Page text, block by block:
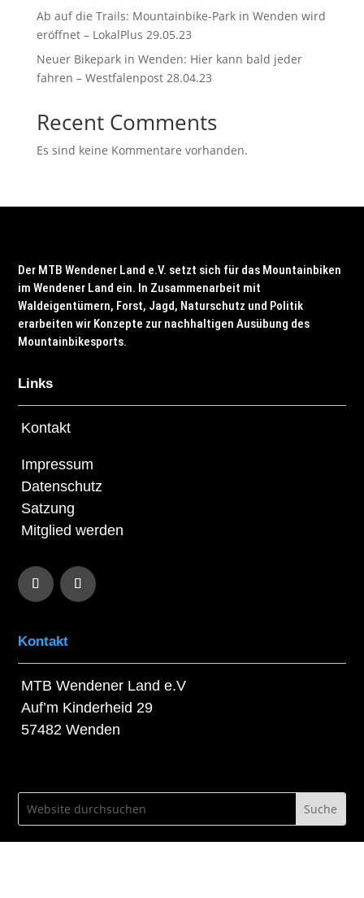
Ab auf die Trails: Mountainbike-Park in Wenden wird
eröffnet – LokalPlus 29.05.23
Neuer Bikepark in Wenden: Hier kann bald jeder
fahren – Westfalenpost 28.04.23
Recent Comments
Es sind keine Kommentare vorhanden.
Der MTB Wendener Land e.V. setzt sich für das Mountainbiken
im Wendener Land ein. In Zusammenarbeit mit
Waldeigentümern, Forst, Jagd, Naturschutz und Politik
erarbeiten wir Konzepte zur nachhaltigen Ausübung des
Mountainbikesports.
Links
Kontakt
Impressum
Datenschutz
Satzung
Mitglied werden
Kontakt
MTB Wendener Land e.V
Auf’m Kinderheid 29
57482 Wenden